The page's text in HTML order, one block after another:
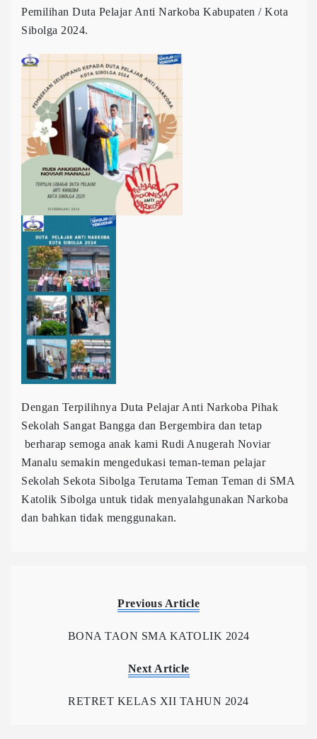
Pemilihan Duta Pelajar Anti Narkoba Kabupaten / Kota
Sibolga 2024.
Dengan Terpilihnya Duta Pelajar Anti Narkoba Pihak
Sekolah Sangat Bangga dan Bergembira dan tetap
berharap semoga anak kami Rudi Anugerah Noviar
Manalu semakin mengedukasi teman-teman pelajar
Sekolah Sekota Sibolga Terutama Teman Teman di SMA
Katolik Sibolga untuk tidak menyalahgunakan Narkoba
dan bahkan tidak menggunakan.
Previous Article
BONA TAON SMA KATOLIK 2024
Next Article
RETRET KELAS XII TAHUN 2024